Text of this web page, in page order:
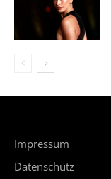
Impressum
Datenschutz